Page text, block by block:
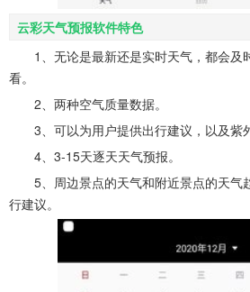
云彩天气预报软件特色
1、无论是最新还是实时天气，都会及
看。
2、两种空气质量数据。
3、可以为用户提供出行建议，以及紫
4、3-15天逐天天气预报。
5、周边景点的天气和附近景点的天气
行建议。